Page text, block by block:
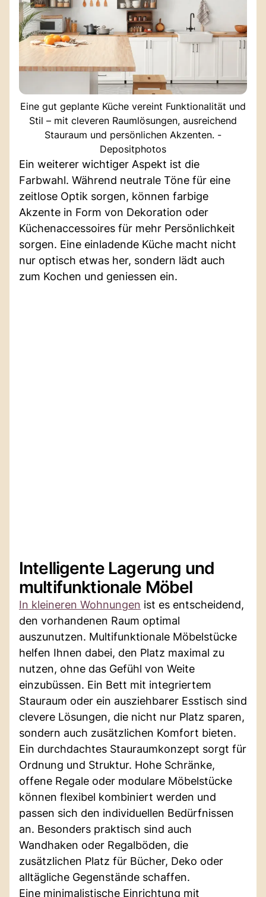
Eine gut geplante Küche vereint Funktionalität und
Stil – mit cleveren Raumlösungen, ausreichend
Stauraum und persönlichen Akzenten. -
Depositphotos
Ein weiterer wichtiger Aspekt ist die
Farbwahl. Während neutrale Töne für eine
zeitlose Optik sorgen, können farbige
Akzente in Form von Dekoration oder
Küchenaccessoires für mehr Persönlichkeit
sorgen. Eine einladende Küche macht nicht
nur optisch etwas her, sondern lädt auch
zum Kochen und geniessen ein.
Intelligente Lagerung und
multifunktionale Möbel
In kleineren Wohnungen ist es entscheidend,
den vorhandenen Raum optimal
auszunutzen. Multifunktionale Möbelstücke
helfen Ihnen dabei, den Platz maximal zu
nutzen, ohne das Gefühl von Weite
einzubüssen. Ein Bett mit integriertem
Stauraum oder ein ausziehbarer Esstisch sind
clevere Lösungen, die nicht nur Platz sparen,
sondern auch zusätzlichen Komfort bieten.
Ein durchdachtes Stauraumkonzept sorgt für
Ordnung und Struktur. Hohe Schränke,
offene Regale oder modulare Möbelstücke
können flexibel kombiniert werden und
passen sich den individuellen Bedürfnissen
an. Besonders praktisch sind auch
Wandhaken oder Regalböden, die
zusätzlichen Platz für Bücher, Deko oder
alltägliche Gegenstände schaffen.
Eine minimalistische Einrichtung mit